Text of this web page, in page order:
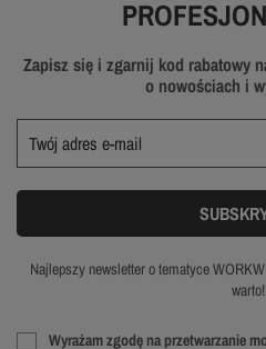
Zapisz się i zgarnij kod rabatowy
o nowościach i
Najlepszy newsletter o tematyce
warto!
Wyrażam zgodę na przetwarzanie